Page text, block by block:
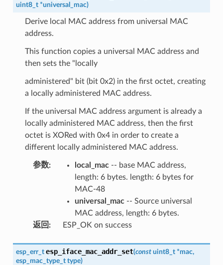
uint8_t *universal_mac)
Derive local MAC address from universal MAC
address.
This function copies a universal MAC address and
then sets the "locally
administered" bit (bit 0x2) in the first octet, creating
a locally administered MAC address.
If the universal MAC address argument is already a
locally administered MAC address, then the first
octet is XORed with 0x4 in order to create a
different locally administered MAC address.
参数: local_mac-- base MAC address,
length: 6 bytes. length: 6 bytes for
MAC-48
universal_mac-- Source universal
MAC address, length: 6 bytes.
返回 : ESP_OK on success
esp_err_t esp_iface_mac_addr_set(const uint8_t *mac,
esp_mac_type_t type)